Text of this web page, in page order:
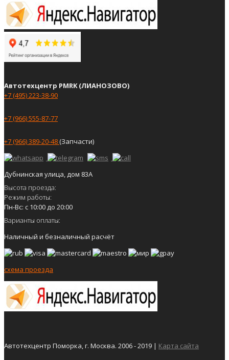
Автотехцентр PMRK (ЛИАНОЗОВО)
+7 (495) 223-38-90
+7 (966) 555-87-77
+7 (966) 389-20-48(Запчасти)
Дубнинская улица, дом 83А
Высота проезда:
Режим работы:
Пн-Вс: с 10:00 до 20:00
Варианты оплаты:
Наличный и безналичный расчёт
схема проезда
Автотехцентр Поморка, г. Москва. 2006 - 2019 | Карта сайта